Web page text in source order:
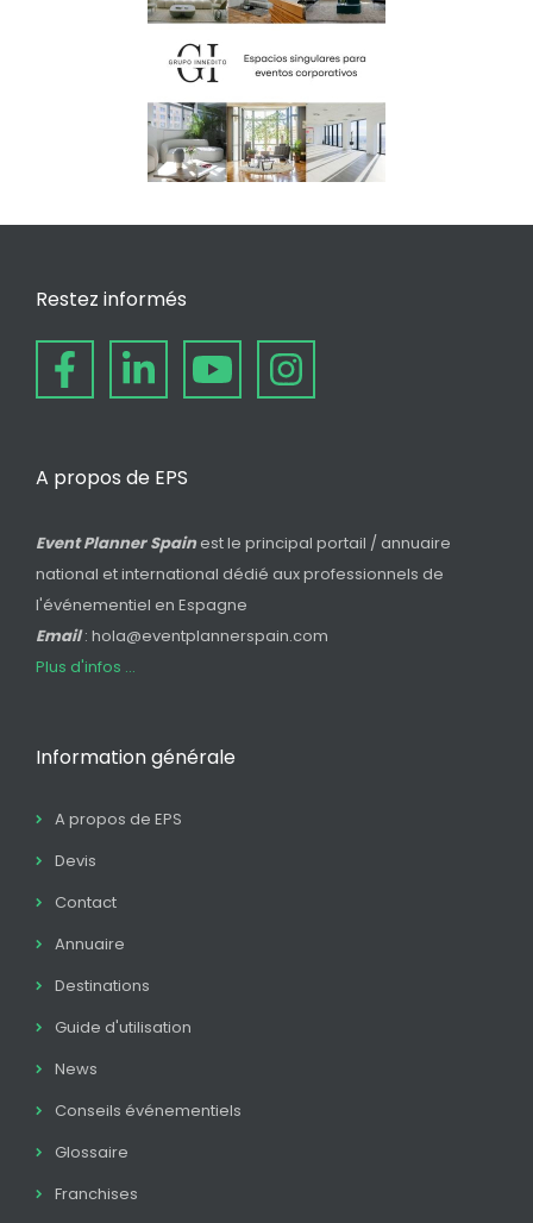
Restez informés
A propos de EPS
Event Planner Spain est le principal portail / annuaire
national et international dédié aux professionnels de
l'événementiel en Espagne
Email: hola@eventplannerspain.com
Plus d'infos ...
Information générale
A propos de EPS
Devis
Contact
Annuaire
Destinations
Guide d'utilisation
News
Conseils événementiels
Glossaire
Franchises